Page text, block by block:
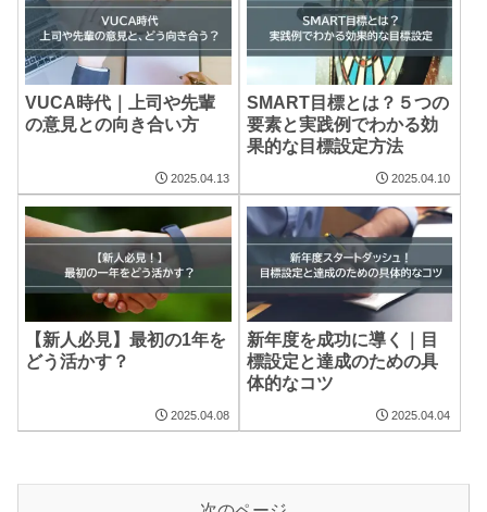
VUCA時代｜上司や先輩
の意見との向き合い方
2025.04.13
SMART目標とは？５つの
要素と実践例でわかる効
果的な目標設定方法
2025.04.10
【新人必見】最初の1年を
どう活かす？
2025.04.08
新年度を成功に導く｜目
標設定と達成のための具
体的なコツ
2025.04.04